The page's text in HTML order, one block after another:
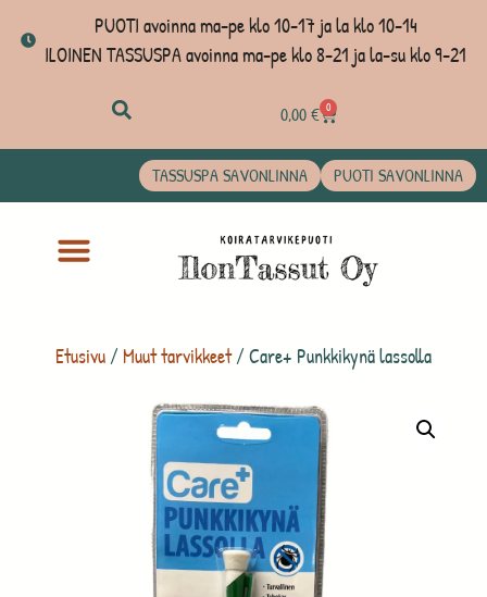
PUOTI avoinna ma-pe klo 10-17 ja la klo 10-14
ILOINEN TASSUSPA avoinna ma-pe klo 8-21 ja la-su klo 9-21
0,00€ 0
TASSUSPA SAVONLINNA PUOTI SAVONLINNA
Etusivu / Muut tarvikkeet/ Care+ Punkkikynä lassolla